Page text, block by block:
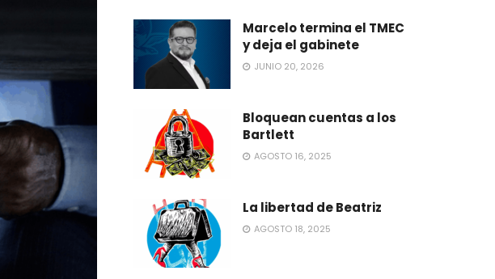
Marcelo termina el TMEC
y deja el gabinete
JUNIO 20, 2026
Bloquean cuentas a los
Bartlett
AGOSTO 16, 2025
La libertad de Beatriz
AGOSTO 18, 2025